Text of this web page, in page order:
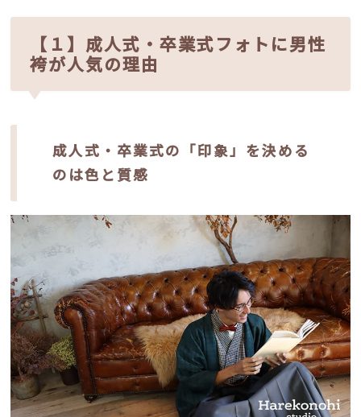
【１】成人式・卒業式フォトに男性
袴が人気の理由
成人式・卒業式の「印象」を決める
のは色と質感